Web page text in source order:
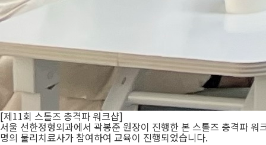
[제11회 스톨즈 충격파 워크샵]
서울 선한정형외과에서 곽봉준 원장이 진행한 본 스톨즈 충격파
명의 물리치료사가 참여하여 교육이 진행되었습니다.